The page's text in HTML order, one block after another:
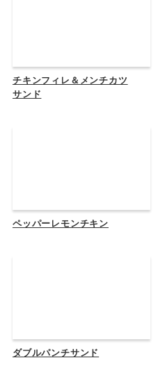
チキンフィレ＆メンチカツ
サンド
ペッパーレモンチキン
ダブルパンチサンド